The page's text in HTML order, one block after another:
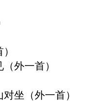
外一首）
坐（外一首）